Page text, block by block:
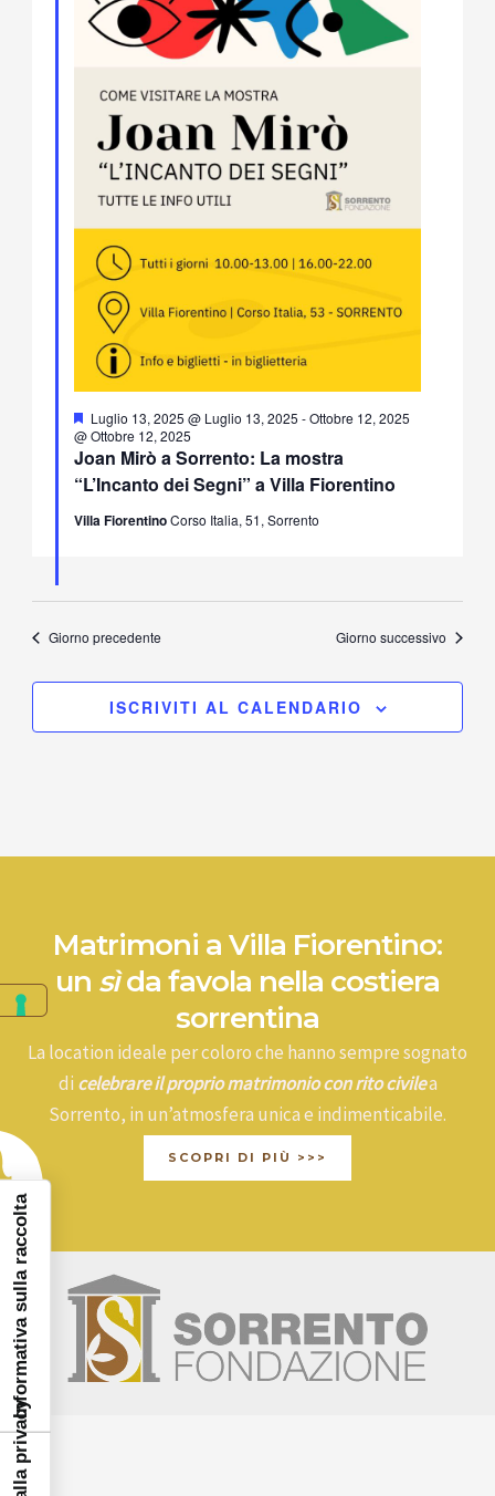
Joan Mirò a Sorrento: La mostra
“L’Incanto dei Segni” a Villa Fiorentino
Segnalati
Luglio 13, 2025 @ Luglio 13, 2025 -Ottobre 12, 2025
@ Ottobre 12, 2025
Villa FiorentinoCorso Italia, 51, Sorrento
Giorno precedente Giorno successivo
ISCRIVITI AL CALENDARIO
Matrimoni a Villa Fiorentino:
un sìda favola nella costiera
sorrentina
La location ideale per coloro che hanno sempre sognato
di celebrare il proprio matrimonio con rito civilea
Sorrento, in un’atmosfera unica e indimenticabile.
SCOPRI DI PIÙ >>>
Informativa sulla raccolta